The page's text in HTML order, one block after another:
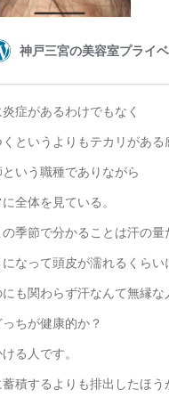
症があるわけでもなく
というよりもテカリがある
という職種でありながら
全体を見ている。
季節で分かることは汗の量
なって頭皮が濡れるくらい
も関わらず汗なんて無縁な
っちが健康的か？
る人です。
積するよりも排出したほう